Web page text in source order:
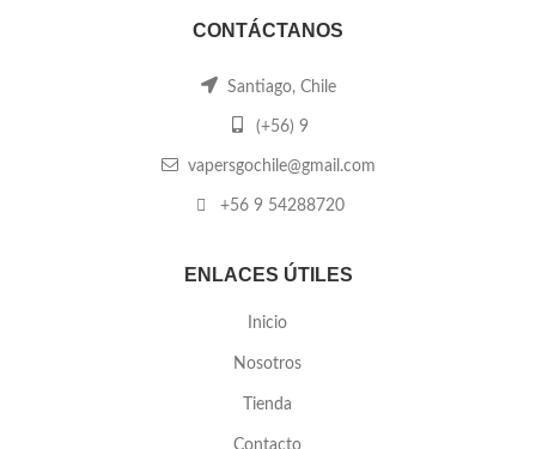
CONTÁCTANOS
Santiago, Chile
(+56) 9
vapersgochile@gmail.com
+56 9 54288720
ENLACES ÚTILES
Inicio
Nosotros
Tienda
Contacto